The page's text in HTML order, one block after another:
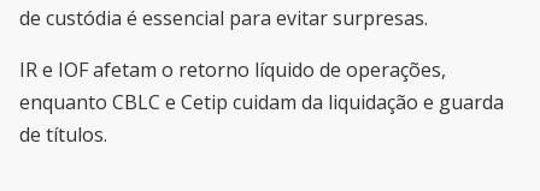
de custódia é essencial para evitar surpresas.
IR e IOF afetam o retorno líquido de operações,
enquanto CBLC e Cetip cuidam da liquidação e guarda
de títulos.